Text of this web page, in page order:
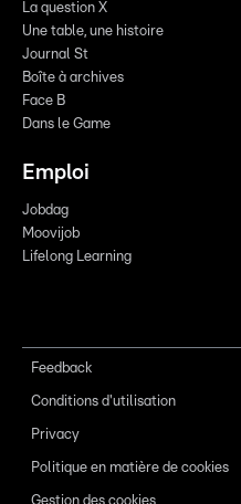
La question X
Une table, une histoire
Journal St
Boîte à archives
Face B
Dans le Game
Emploi
Jobdag
Moovijob
Lifelong Learning
Feedback
Conditions d'utilisation
Privacy
Politique en matière de cookies